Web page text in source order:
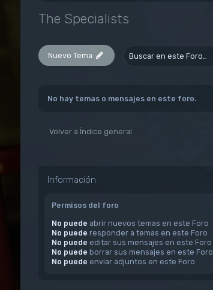
The Specialists
Nuevo Tema
No hay temas o mensajes en este foro.
Volver a Índice general
Información
Permisos del foro
No puede abrir nuevos temas en este Foro
No puede responder a temas en este Foro
No puede editar sus mensajes en este Foro
No puede borrar sus mensajes en este Foro
No puede enviar adjuntos en este Foro